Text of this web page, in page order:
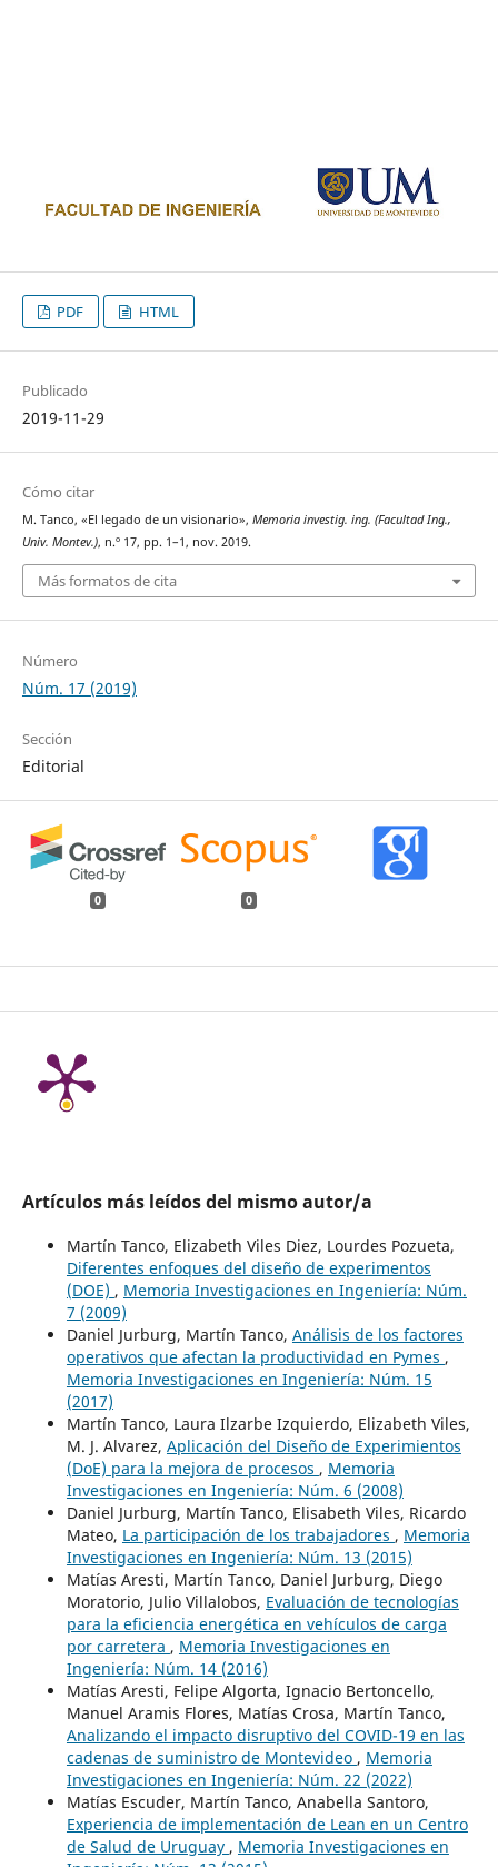
PDF HTML
Publicado
2019-11-29
Cómo citar
M. Tanco, «El legado de un visionario», Memoria investig. ing. (Facultad Ing.,
Univ. Montev.), n.º 17, pp. 1–1, nov. 2019.
Más formatos de cita
Número
Núm. 17 (2019)
Sección
Editorial
0 0
Artículos más leídos del mismo autor/a
Martín Tanco, Elizabeth Viles Diez, Lourdes Pozueta,
Diferentes enfoques del diseño de experimentos
(DOE) , Memoria Investigaciones en Ingeniería: Núm.
7 (2009)
Daniel Jurburg, Martín Tanco, Análisis de los factores
operativos que afectan la productividad en Pymes ,
Memoria Investigaciones en Ingeniería: Núm. 15
(2017)
Martín Tanco, Laura Ilzarbe Izquierdo, Elizabeth Viles,
M. J. Alvarez, Aplicación del Diseño de Experimientos
(DoE) para la mejora de procesos , Memoria
Investigaciones en Ingeniería: Núm. 6 (2008)
Daniel Jurburg, Martín Tanco, Elisabeth Viles, Ricardo
Mateo, La participación de los trabajadores , Memoria
Investigaciones en Ingeniería: Núm. 13 (2015)
Matías Aresti, Martín Tanco, Daniel Jurburg, Diego
Moratorio, Julio Villalobos, Evaluación de tecnologías
para la eficiencia energética en vehículos de carga
por carretera , Memoria Investigaciones en
Ingeniería: Núm. 14 (2016)
Matías Aresti, Felipe Algorta, Ignacio Bertoncello,
Manuel Aramis Flores, Matías Crosa, Martín Tanco,
Analizando el impacto disruptivo del COVID-19 en las
cadenas de suministro de Montevideo , Memoria
Investigaciones en Ingeniería: Núm. 22 (2022)
Matías Escuder, Martín Tanco, Anabella Santoro,
Experiencia de implementación de Lean en un Centro
de Salud de Uruguay , Memoria Investigaciones en